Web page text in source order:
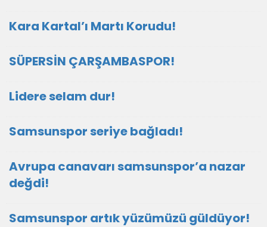
Kara Kartal’ı Martı Korudu!
SÜPERSİN ÇARŞAMBASPOR!
Lidere selam dur!
Samsunspor seriye bağladı!
Avrupa canavarı samsunspor’a nazar
değdi!
Samsunspor artık yüzümüzü güldüyor!